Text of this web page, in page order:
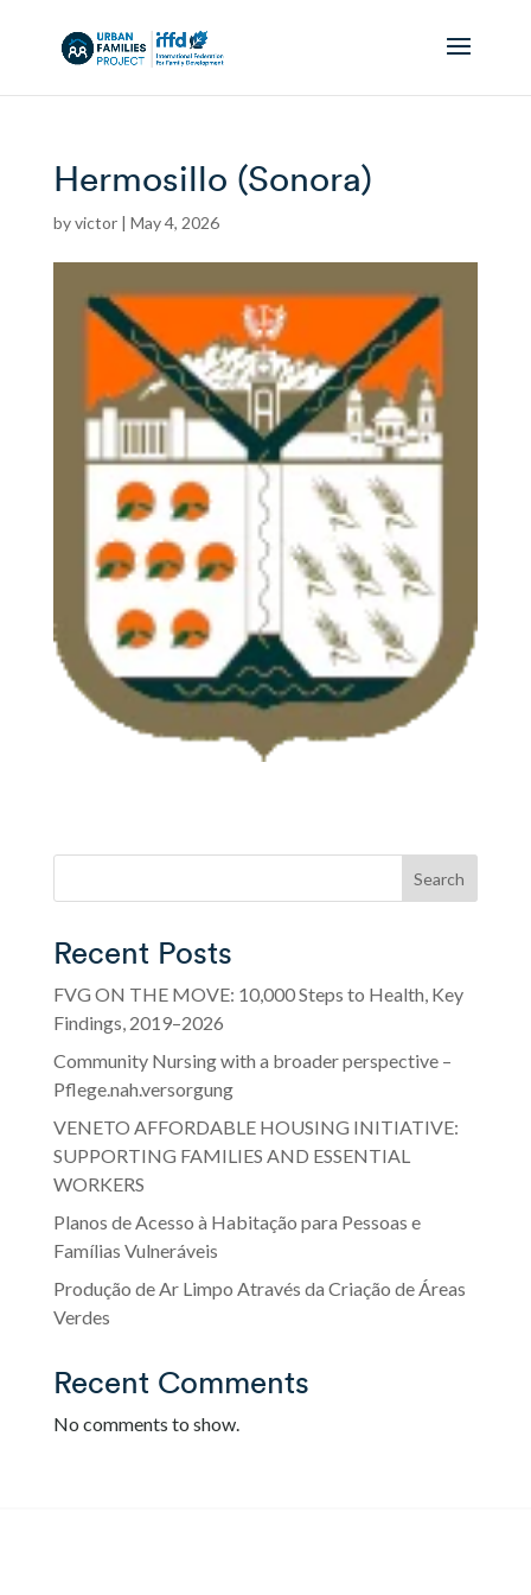
Hermosillo (Sonora)
byvictor| May 4, 2026
Search
Recent Posts
FVG ON THE MOVE: 10,000 Steps to Health, Key
Findings, 2019–2026
Community Nursing with a broader perspective –
Pflege.nah.versorgung
VENETO AFFORDABLE HOUSING INITIATIVE:
SUPPORTING FAMILIES AND ESSENTIAL
WORKERS
Planos de Acesso à Habitação para Pessoas e
Famílias Vulneráveis
Produção de Ar Limpo Através da Criação de Áreas
Verdes
Recent Comments
No comments to show.